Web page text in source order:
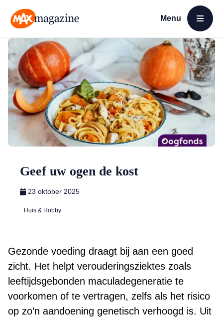
Menu
Open menu
Geef uw ogen de kost
23 oktober 2025
Huis & Hobby
Gezonde voeding draagt bij aan een goed
zicht. Het helpt verouderingsziektes zoals
leeftijdsgebonden maculadegeneratie te
voorkomen of te vertragen, zelfs als het risico
op zo’n aandoening genetisch verhoogd is. Uit